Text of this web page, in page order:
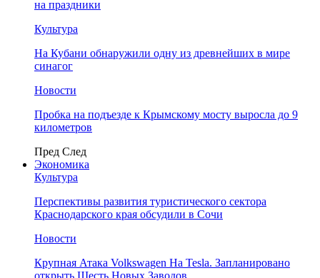
на праздники
Культура
На Кубани обнаружили одну из древнейших в мире
синагог
Новости
Пробка на подъезде к Крымскому мосту выросла до 9
километров
Пред След
Экономика
Культура
Перспективы развития туристического сектора
Краснодарского края обсудили в Сочи
Новости
Крупная Атака Volkswagen На Tesla. Запланировано
открыть Шесть Новых Заводов